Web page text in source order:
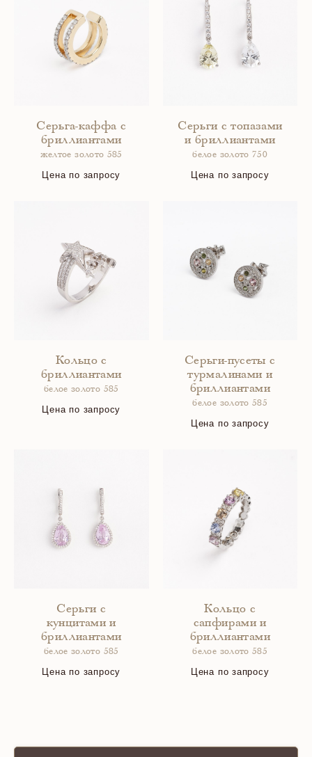
Серьга-каффа с
бриллиантами
желтое золото 585
Цена по запросу
Серьги с топазами
и бриллиантами
белое золото 750
Цена по запросу
Кольцо с
бриллиантами
белое золото 585
Цена по запросу
Серьги-пусеты с
турмалинами и
бриллиантами
белое золото 585
Цена по запросу
Серьги с
кунцитами и
бриллиантами
белое золото 585
Цена по запросу
Кольцо с
сапфирами и
бриллиантами
белое золото 585
Цена по запросу